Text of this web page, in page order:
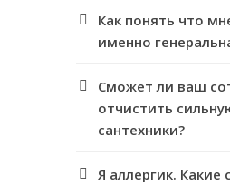
Как понять что
именно
Сможет ли ваш
отчистить
сантехники?
Я аллергик. Какие